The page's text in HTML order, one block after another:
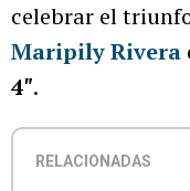
celebrar el
Maripily Rivera
4″.
RELACIONADAS